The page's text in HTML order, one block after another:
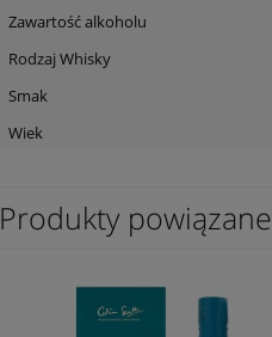
Zawartość alkoholu
Rodzaj Whisky
Smak
Wiek
Produkty powiązane